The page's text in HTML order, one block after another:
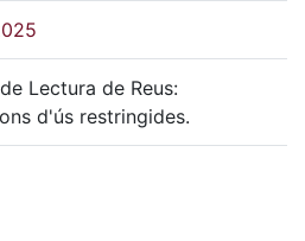
Lectura de Reus:
d'ús restringides.